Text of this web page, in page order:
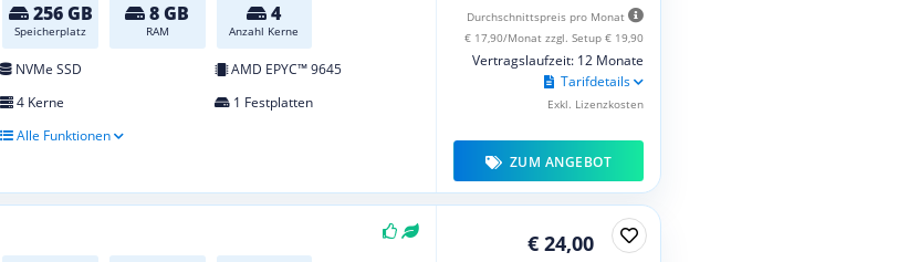
256 GB
Speicherplatz
8 GB
RAM
4
Anzahl Kerne
NVMe SSD
AMD EPYC™ 9645
4 Kerne
1 Festplatten
Alle Funktionen
Durchschnittspreis pro Monat
€ 17,90/Monat zzgl. Setup € 19,90
Vertragslaufzeit: 12 Monate
Tarifdetails
Exkl. Lizenzkosten
ZUM ANGEBOT
€ 24,00